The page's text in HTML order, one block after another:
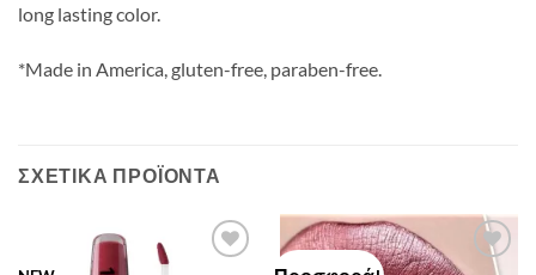
long lasting color.
*Made in America, gluten-free, paraben-free.
ΣΧΕΤΙΚΆ ΠΡΟΪΌΝΤΑ